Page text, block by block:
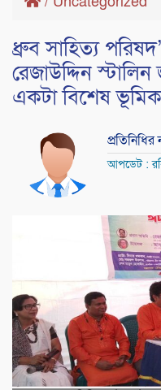
ধ্রুব সাহিত্য
রেজাউদ্দিন
একটা বিশেষ
প্রতিনিধির
আপডেট :